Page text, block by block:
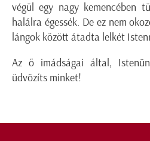
végül egy nagy kemencében
halálra égessék. De ez nem
lángok között átadta lelkét
Az ő imádságai által,
üdvözíts minket!